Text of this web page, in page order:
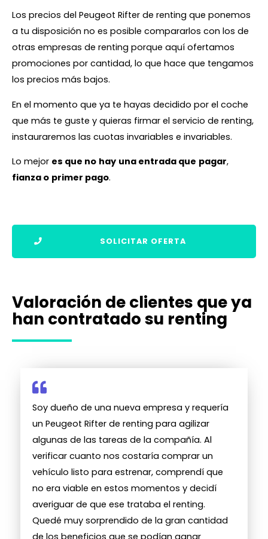
Los precios del Peugeot Rifter de renting que ponemos
a tu disposición no es posible compararlos con los de
otras empresas de renting porque aquí ofertamos
promociones por cantidad, lo que hace que tengamos
los precios más bajos.
En el momento que ya te hayas decidido por el coche
que más te guste y quieras firmar el servicio de renting,
instauraremos las cuotas invariables e invariables.
Lo mejor es que no hay una entrada que pagar,
fianza o primer pago.
SOLICITAR OFERTA
Valoración de clientes que ya
han contratado su renting
Soy dueño de una nueva empresa y requería
un Peugeot Rifter de renting para agilizar
algunas de las tareas de la compañía. Al
verificar cuanto nos costaría comprar un
vehículo listo para estrenar, comprendí que
no era viable en estos momentos y decidí
averiguar de que ese trataba el renting.
Quedé muy sorprendido de la gran cantidad
de los beneficios que se podían ganar